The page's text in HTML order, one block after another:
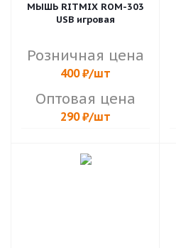
МЫШЬ RITMIX ROM-303
USB игровая
Розничная цена
400₽/шт
Оптовая цена
290₽/шт